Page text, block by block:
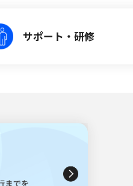
サポート・研修